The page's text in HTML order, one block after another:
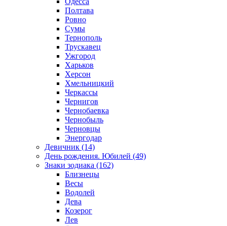
Полтава
Ровно
Сумы
Тернополь
Трускавец
Ужгород
Харьков
Херсон
Хмельницкий
Черкассы
Чернигов
Чернобаевка
Чернобыль
Черновцы
Энергодар
Девичник (14)
День рождения. Юбилей (49)
Знаки зодиака (162)
Близнецы
Весы
Водолей
Дева
Козерог
Лев